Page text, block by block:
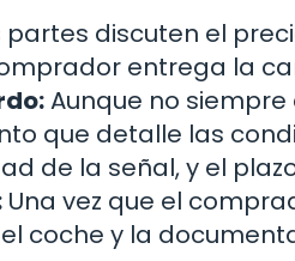
discuten el
entrega la
Aunque no
que detalle las
de la señal, y el
Una vez que el
coche y la